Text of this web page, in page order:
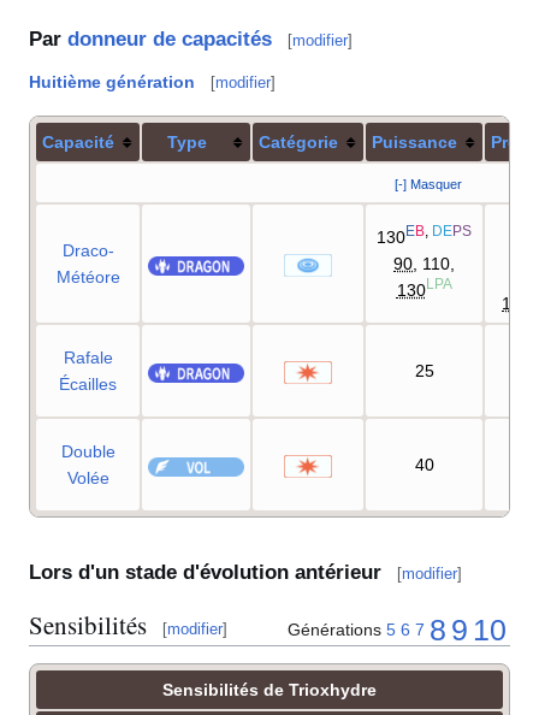
Par donneur de capacités [modifier]
Huitième génération [modifier]
Capacité Type Catégorie Puissance
[-] Masquer
Draco-
Météore
130EB, DEPS
90, 110,
130LPA
100
Rafale
Écailles
25
Double
Volée
40
Lors d'un stade d'évolution antérieur [modifier]
Sensibilités [modifier] Générations 5 6 7 8 9 10
Sensibilités de Trioxhydre